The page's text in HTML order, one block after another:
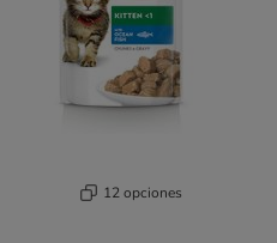
12 opciones